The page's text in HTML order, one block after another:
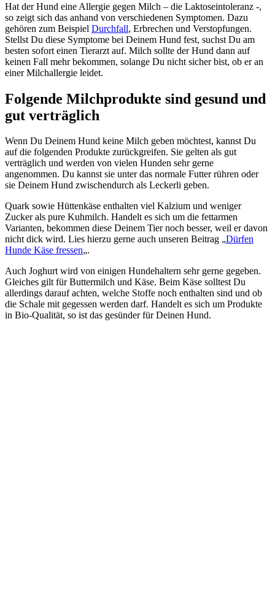
Hat der Hund eine Allergie gegen Milch – die Laktoseintoleranz -,
so zeigt sich das anhand von verschiedenen Symptomen. Dazu
gehören zum Beispiel Durchfall, Erbrechen und Verstopfungen.
Stellst Du diese Symptome bei Deinem Hund fest, suchst Du am
besten sofort einen Tierarzt auf. Milch sollte der Hund dann auf
keinen Fall mehr bekommen, solange Du nicht sicher bist, ob er an
einer Milchallergie leidet.
Folgende Milchprodukte sind gesund und
gut verträglich
Wenn Du Deinem Hund keine Milch geben möchtest, kannst Du
auf die folgenden Produkte zurückgreifen. Sie gelten als gut
verträglich und werden von vielen Hunden sehr gerne
angenommen. Du kannst sie unter das normale Futter rühren oder
sie Deinem Hund zwischendurch als Leckerli geben.
Quark sowie Hüttenkäse enthalten viel Kalzium und weniger
Zucker als pure Kuhmilch. Handelt es sich um die fettarmen
Varianten, bekommen diese Deinem Tier noch besser, weil er davon
nicht dick wird. Lies hierzu gerne auch unseren Beitrag „Dürfen
Hunde Käse fressen„.
Auch Joghurt wird von einigen Hundehaltern sehr gerne gegeben.
Gleiches gilt für Buttermilch und Käse. Beim Käse solltest Du
allerdings darauf achten, welche Stoffe noch enthalten sind und ob
die Schale mit gegessen werden darf. Handelt es sich um Produkte
in Bio-Qualität, so ist das gesünder für Deinen Hund.